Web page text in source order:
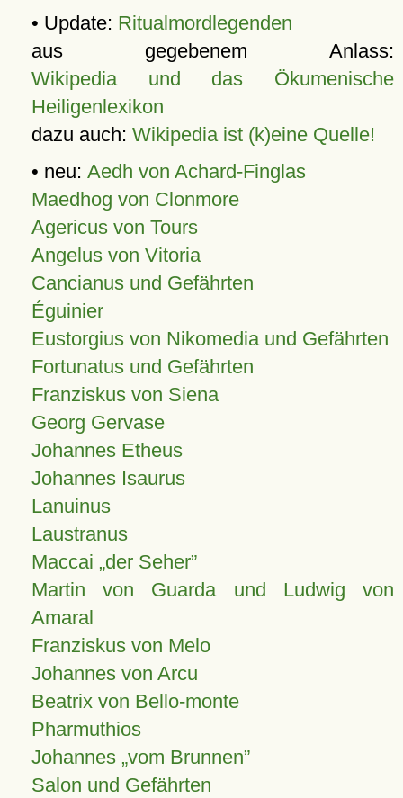
• Update: Ritualmordlegenden
aus gegebenem Anlass:
Wikipedia und das Ökumenische
Heiligenlexikon
dazu auch: Wikipedia ist (k)eine Quelle!
• neu: Aedh von Achard-Finglas
Maedhog von Clonmore
Agericus von Tours
Angelus von Vitoria
Cancianus und Gefährten
Éguinier
Eustorgius von Nikomedia und Gefährten
Fortunatus und Gefährten
Franziskus von Siena
Georg Gervase
Johannes Etheus
Johannes Isaurus
Lanuinus
Laustranus
Maccai „der Seher”
Martin von Guarda und Ludwig von
Amaral
Franziskus von Melo
Johannes von Arcu
Beatrix von Bello-monte
Pharmuthios
Johannes vom Brunnen
Salon und Gefährten